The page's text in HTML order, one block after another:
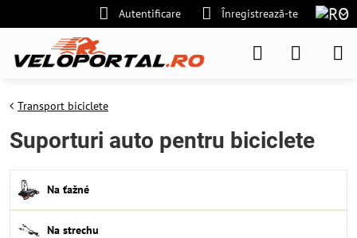
Autentificare Înregistrează-te
Transport biciclete
Suporturi auto pentru biciclete
Na ťažné
Na strechu